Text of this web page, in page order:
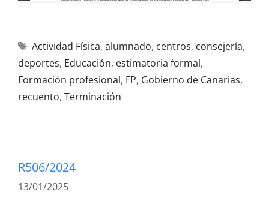
Actividad Física, alumnado, centros, consejería,
deportes, Educación, estimatoria formal,
Formación profesional, FP, Gobierno de Canarias,
recuento, Terminación
R506/2024
13/01/2025